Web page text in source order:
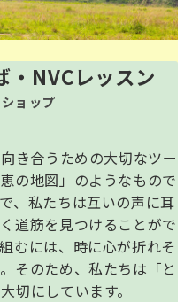
・NVCレッスン
ョップ
き合うための大切なツー
の地図」のようなもので
、私たちは互いの声に耳
道筋を見つけることがで
むには、時に心が折れそ
そのため、私たちは「と
切にしています。